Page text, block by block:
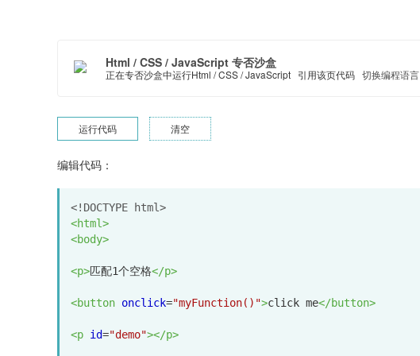
Html / CSS / JavaScript 专否沙盒
正在专否沙盒中运行Html / CSS / JavaScript 引用该页代码 切换编程语言
运行代码 清空
编辑代码：
<!DOCTYPE html>
<html>
<body>
<p>匹配1个空格</p>
<button onclick="myFunction()">click me</button>
<p id="demo"></p>